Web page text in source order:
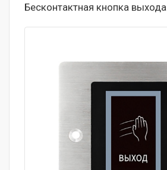
Бесконтактная кнопка выхода